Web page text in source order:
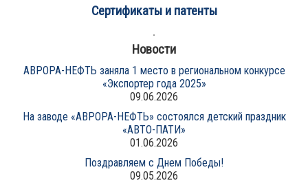
Сертификаты и патенты
Новости
АВРОРА-НЕФТЬ заняла 1 место в региональном конкурсе
«Экспортер года 2025»
09.06.2026
На заводе «АВРОРА-НЕФТЬ» состоялся детский праздник
«АВТО-ПАТИ»
01.06.2026
Поздравляем с Днем Победы!
09.05.2026